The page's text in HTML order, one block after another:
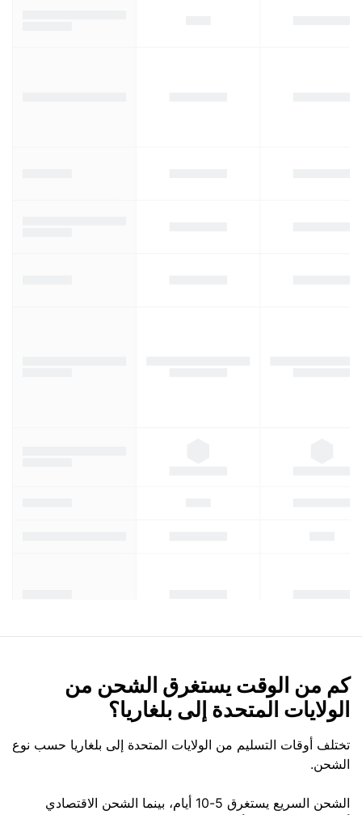
كم من الوقت يستغرق الشحن من
الولايات المتحدة إلى بلغاريا؟
تختلف أوقات التسليم من الولايات المتحدة إلى بلغاريا حسب نوع
الشحن.
الشحن السريع يستغرق 5-10 أيام، بينما الشحن الاقتصادي